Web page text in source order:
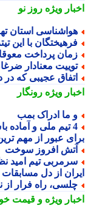
ویژهروز نو
استان تهران
با این تیتر
پرداخت
معنادار ضرغامی
عجیبی که در
ویژهرونگار
ما ادراک بمب
عبور از مهم ترین 2 ماه بسکتبال!
افروز سوخت
تیم امید
از دل مسابقات
راه فرار از
ویژهو قیمت